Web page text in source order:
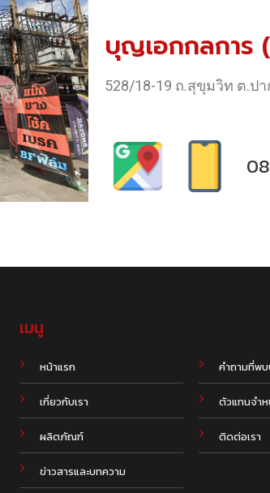
บุญเอกกลการ
528/18-19 ถ.สุขุมวิท ต.ป
เมนู
หน้าแรก
เกี่ยวกับเรา
ผลิตภัณฑ์
ข่าวสารและบทความ
คำถามที่พ
ตัวแทนจำ
ติดต่อเรา